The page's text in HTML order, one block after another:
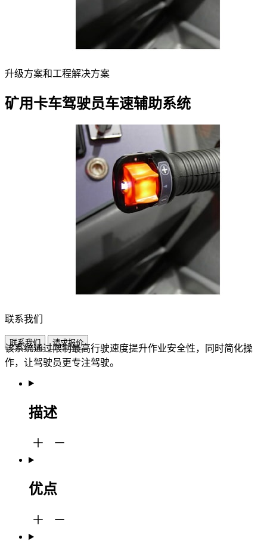
升级方案和工程解决方案
矿用卡车驾驶员车速辅助系统
联系我们
联系我们 请求报价
该系统通过限制最高行驶速度提升作业安全性，同时简化操
作，让驾驶员更专注驾驶。
描述
优点